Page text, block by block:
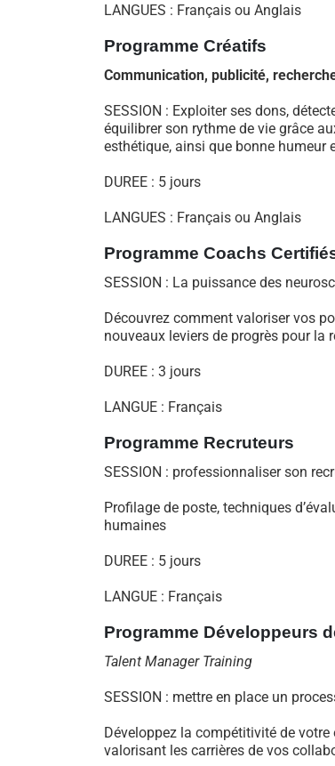
LANGUES : Français ou Anglais
Programme Créatifs
Communication, publicité,
SESSION : Exploiter ses dons,
équilibrer son rythme de vie grâce
esthétique, ainsi que bonne humeur
DUREE : 5 jours
LANGUES : Français ou Anglais
Programme Coachs
SESSION : La puissance des
Découvrez comment valoriser vos
nouveaux leviers de progrès pour la
DUREE : 3 jours
LANGUE : Français
Programme Recruteurs
SESSION : professionnaliser son
Profilage de poste, techniques
humaines
DUREE : 5 jours
LANGUE : Français
Programme Développeurs
Talent Manager Training
SESSION : mettre en place un
Développez la compétitivité de votre
valorisant les carrières de vos